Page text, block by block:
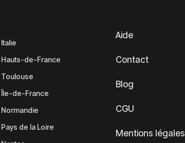
de-France
Île-de-France
de la Loire
Aide
Contact
Blog
CGU
Mentions légales